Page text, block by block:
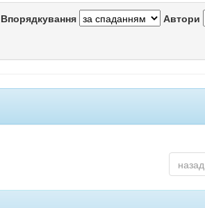
Впорядкування Автори
назад